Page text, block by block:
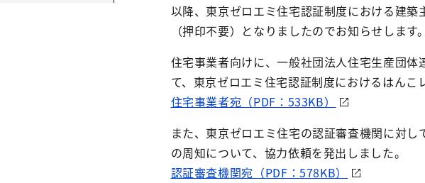
以降、東京ゼロエミ住宅認証制度における建
（押印不要）となりましたのでお知らせします。
住宅事業者向けに、一般社団法人住宅生産団
て、東京ゼロエミ住宅認証制度におけるはんこ
住宅事業者宛（PDF：533KB）
また、東京ゼロエミ住宅の認証審査機関に対
の周知について、協力依頼を発出しました。
認証審査機関宛（PDF：578KB）